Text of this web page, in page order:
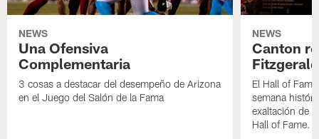
NEWS
Una Ofensiva
Complementaria
3 cosas a destacar del desempeño de Arizona
en el Juego del Salón de la Fama
NEWS
Canton
El Hall of
semana
exaltación de
Hall of Fame.